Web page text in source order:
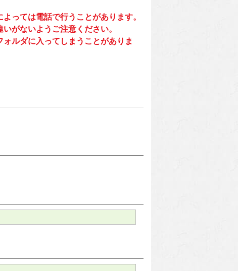
っては電話で行うことがあります。
がないようご注意ください。
ルダに入ってしまうことがありま